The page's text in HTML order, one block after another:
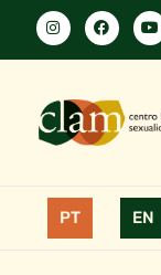
PT EN